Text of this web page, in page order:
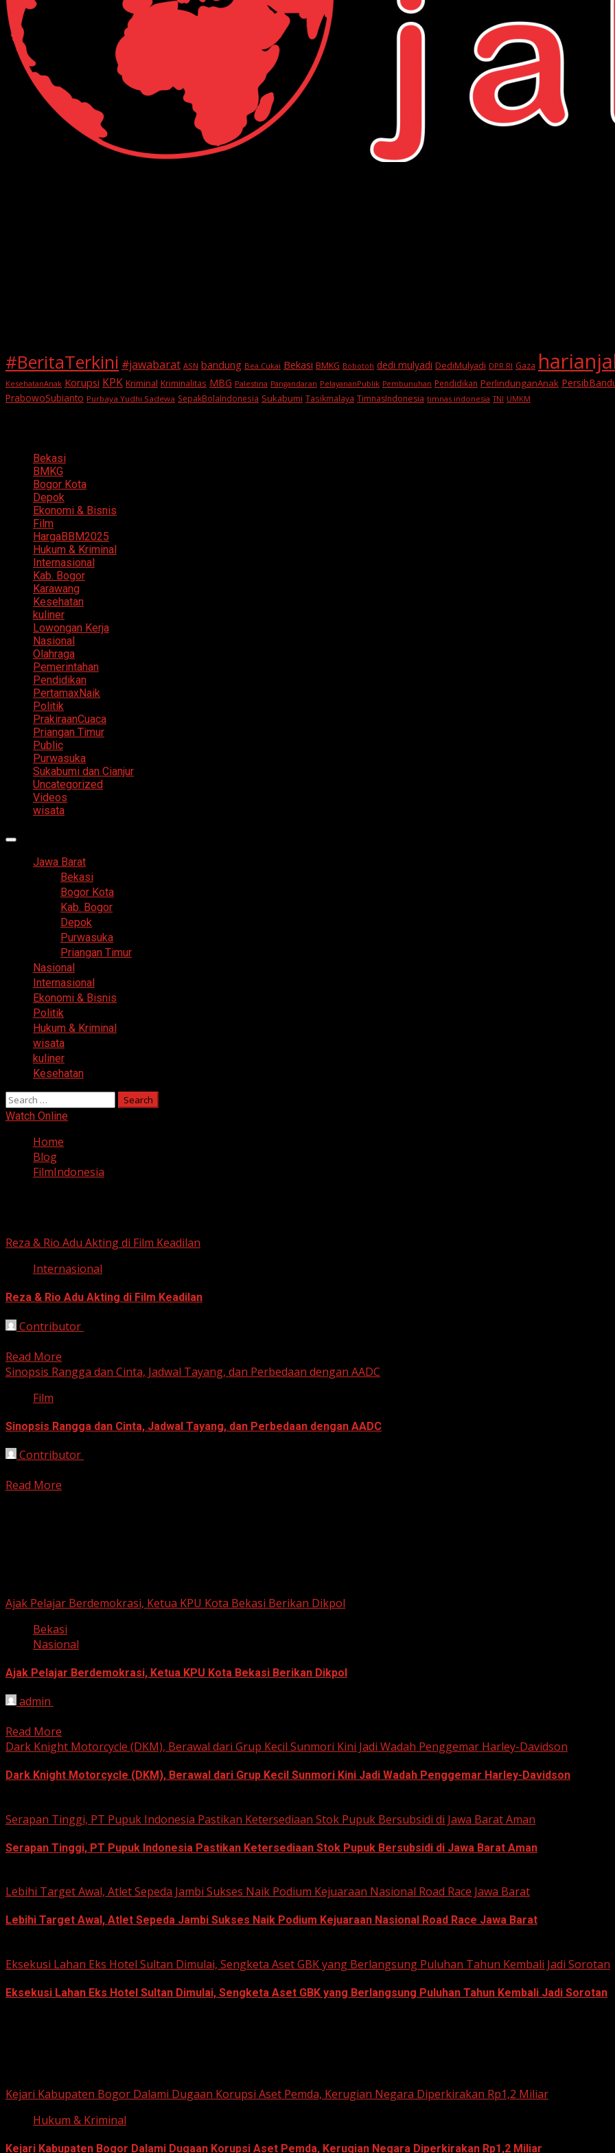
#BeritaTerkini #jawabarat ASN bandung Bea Cukai Bekasi BMKG Bobotoh dedi mulyadi DediMulyadi DPR RI Gaza
KesehatanAnak Korupsi KPK Kriminal Kriminalitas MBG Palestina Pangandaran PelayananPublik Pembunuhan Pendidikan PerlindunganAnak
PrabowoSubianto Purbaya Yudhi Sadewa SepakBolaIndonesia Sukabumi Tasikmalaya TimnasIndonesia timnas indonesia TNI UMKM
Bekasi
BMKG
Bogor Kota
Depok
Ekonomi & Bisnis
Film
HargaBBM2025
Hukum & Kriminal
Internasional
Kab. Bogor
Karawang
Kesehatan
kuliner
Lowongan Kerja
Nasional
Olahraga
Pemerintahan
Pendidikan
PertamaxNaik
Politik
PrakiraanCuaca
Priangan Timur
Public
Purwasuka
Sukabumi dan Cianjur
Uncategorized
Videos
wisata
Primary
Jawa Barat
Bekasi
Bogor Kota
Kab. Bogor
Depok
Purwasuka
Priangan Timur
Nasional
Internasional
Ekonomi & Bisnis
Politik
Hukum & Kriminal
wisata
kuliner
Kesehatan
Search
for:
Watch Online
Home
Blog
FilmIndonesia
Reza & Rio Adu Akting di Film Keadilan
Internasional
Reza & Rio Adu Akting di Film Keadilan
Contributor
Read More
Sinopsis Rangga dan Cinta, Jadwal Tayang, dan Perbedaan dengan AADC
Film
Sinopsis Rangga dan Cinta, Jadwal Tayang, dan Perbedaan dengan AADC
Contributor
Read More
Ajak Pelajar Berdemokrasi, Ketua KPU Kota Bekasi Berikan Dikpol
Bekasi
Nasional
Ajak Pelajar Berdemokrasi, Ketua KPU Kota Bekasi Berikan Dikpol
admin
Read More
Dark Knight Motorcycle (DKM), Berawal dari Grup Kecil Sunmori Kini Jadi Wadah Penggemar Harley-Davidson
Dark Knight Motorcycle (DKM), Berawal dari Grup Kecil Sunmori Kini Jadi Wadah Penggemar Harley-Davidson
Serapan Tinggi, PT Pupuk Indonesia Pastikan Ketersediaan Stok Pupuk Bersubsidi di Jawa Barat Aman
Serapan Tinggi, PT Pupuk Indonesia Pastikan Ketersediaan Stok Pupuk Bersubsidi di Jawa Barat Aman
Lebihi Target Awal, Atlet Sepeda Jambi Sukses Naik Podium Kejuaraan Nasional Road Race Jawa Barat
Lebihi Target Awal, Atlet Sepeda Jambi Sukses Naik Podium Kejuaraan Nasional Road Race Jawa Barat
Eksekusi Lahan Eks Hotel Sultan Dimulai, Sengketa Aset GBK yang Berlangsung Puluhan Tahun Kembali Jadi Sorotan
Eksekusi Lahan Eks Hotel Sultan Dimulai, Sengketa Aset GBK yang Berlangsung Puluhan Tahun Kembali Jadi Sorotan
Kejari Kabupaten Bogor Dalami Dugaan Korupsi Aset Pemda, Kerugian Negara Diperkirakan Rp1,2 Miliar
Hukum & Kriminal
Kejari Kabupaten Bogor Dalami Dugaan Korupsi Aset Pemda, Kerugian Negara Diperkirakan Rp1,2 Miliar